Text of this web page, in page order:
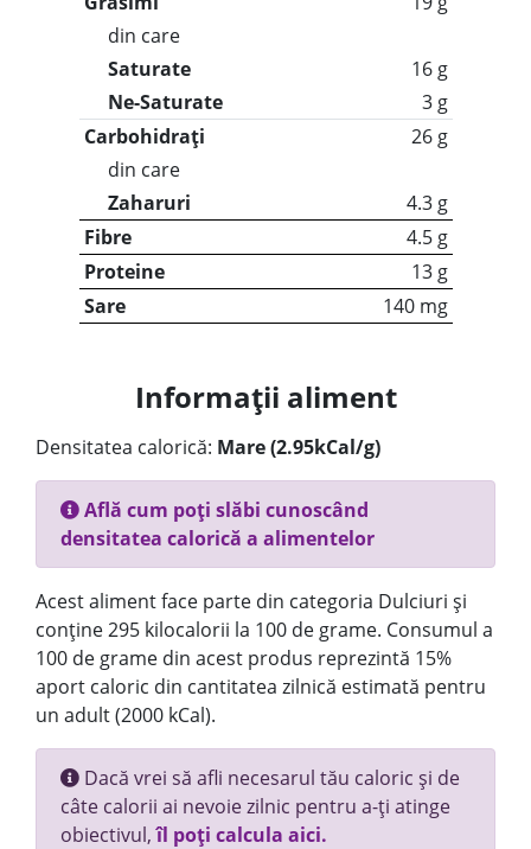
din care
Saturate
16 g
Ne-Saturate
3 g
Carbohidrați
26 g
din care
Zaharuri
4.3 g
Fibre
4.5 g
Proteine
13 g
Sare
140 mg
Informații aliment
Densitatea calorică: Mare (2.95kCal/g)
Află cum poți slăbi cunoscând
densitatea calorică a alimentelor
Acest aliment face parte din categoria Dulciuri și
conține 295 kilocalorii la 100 de grame. Consumul a
100 de grame din acest produs reprezintă 15%
aport caloric din cantitatea zilnică estimată pentru
un adult (2000 kCal).
Dacă vrei să afli necesarul tău caloric și de
câte calorii ai nevoie zilnic pentru a-ți atinge
obiectivul,îl poți calcula aici.